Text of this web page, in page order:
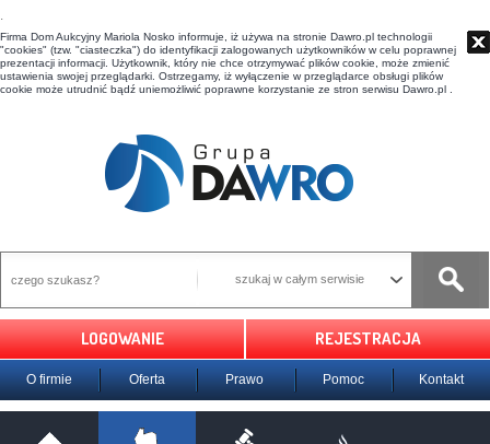
t
Firma Dom Aukcyjny Mariola Nosko informuje, iż używa na stronie Dawro.pl technologii
"cookies" (tzw. "ciasteczka") do identyfikacji zalogowanych użytkowników w celu poprawnej
prezentacji informacji. Użytkownik, który nie chce otrzymywać plików cookie, może zmienić
ustawienia swojej przeglądarki. Ostrzegamy, iż wyłączenie w przeglądarce obsługi plików
cookie może utrudnić bądź uniemożliwić poprawne korzystanie ze stron serwisu Dawro.pl .
szukaj w całym serwisie
LOGOWANIE REJESTRACJA
O firmie Oferta Prawo Pomoc Kontakt